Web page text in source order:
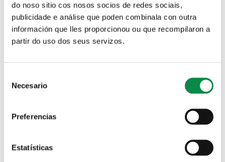
do noso sitio cos nosos socios de redes sociais,
publicidade e análise que poden combinala con outra
información que lles proporcionou ou que recompilaron a
partir do uso dos seus servizos.
Selection
Necesario
Preferencias
Estatísticas
-
Programa de Vivendas Baleiras